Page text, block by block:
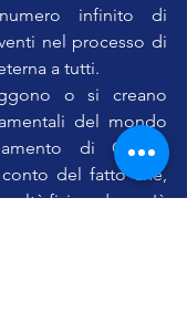
infinito di
nel processo di
a tutti.
o si creano
del mondo
di Grigori
del fatto che,
fisica, dove c'è